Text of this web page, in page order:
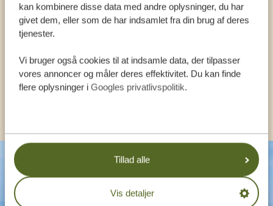
kan kombinere disse data med andre oplysninger, du har
givet dem, eller som de har indsamlet fra din brug af deres
tjenester.
Vi bruger også cookies til at indsamle data, der tilpasser
vores annoncer og måler deres effektivitet. Du kan finde
flere oplysninger i Googles privatlivspolitik.
Tillad alle
Vis detaljer
VORES SPECIALISTER SIDDER KLAR TIL AT
HJÆLPE DIG
DA: +4589878233